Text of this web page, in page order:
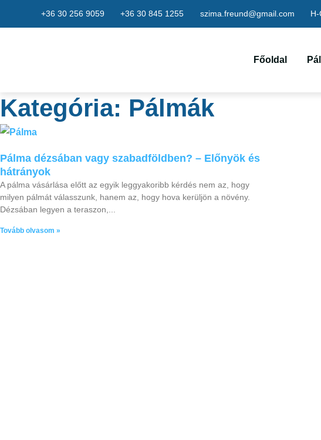
+36 30 256 9059 +36 30 845 1255 szima.freund@gmail.com
Főoldal
Kategória: Pálmák
Pálma dézsában vagy szabadföldben? – Előnyök és
hátrányok
A pálma vásárlása előtt az egyik leggyakoribb kérdés nem az, hogy
milyen pálmát válasszunk, hanem az, hogy hova kerüljön a növény.
Dézsában legyen a teraszon,
Tovább olvasom »